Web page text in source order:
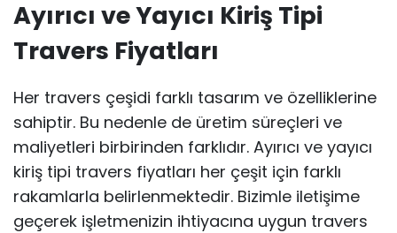
Ayırıcı ve Yayıcı Kiriş Tipi
Travers Fiyatları
Her travers çeşidi farklı tasarım ve özelliklerine
sahiptir. Bu nedenle de üretim süreçleri ve
maliyetleri birbirinden farklıdır. Ayırıcı ve yayıcı
kiriş tipi travers fiyatları her çeşit için farklı
rakamlarla belirlenmektedir. Bizimle iletişime
geçerek işletmenizin ihtiyacına uygun travers